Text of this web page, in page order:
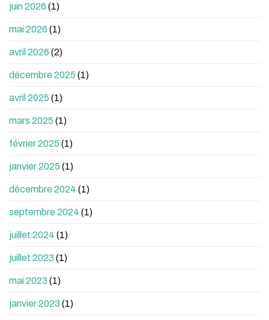
juin 2026 (1)
mai 2026 (1)
avril 2026 (2)
décembre 2025 (1)
avril 2025 (1)
mars 2025 (1)
février 2025 (1)
janvier 2025 (1)
décembre 2024 (1)
septembre 2024 (1)
juillet 2024 (1)
juillet 2023 (1)
mai 2023 (1)
janvier 2023 (1)